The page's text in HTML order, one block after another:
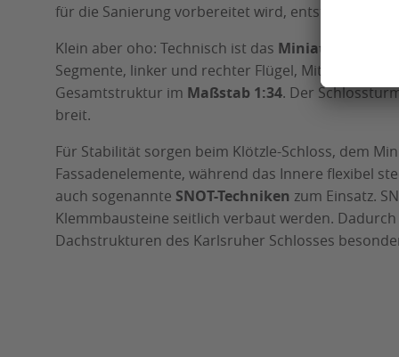
für die Sanierung vorbereitet wird, entsteht so
Klein aber oho: Technisch ist das Miniaturprojekt
Segmente, linker und rechter Flügel, Mittelbau
Gesamtstruktur im Maßstab 1:34. Der
breit.
Für Stabilität sorgen beim Klötzle-Schloss, dem
Fassadenelemente, während das Innere flexibel
auch sogenannte SNOT-Techniken zum Einsatz.
Klemmbausteine seitlich verbaut werden.
Dachstrukturen des Karlsruher Schlosses